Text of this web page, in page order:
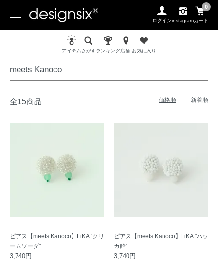
ログインinstagram
0
カート
アイテムさがすランキング店舗 お気に入り
PIERCE / ピアス meets Kanoco
meets Kanoco
全15商品 価格順 新着順
ピアス【meets Kanoco】FiKA "クリ
ームソーダ"
3,740円
ピアス【meets Kanoco】FiKA "ハッ
カ飴"
3,740円